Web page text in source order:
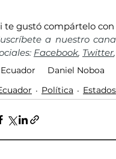
te gustó compártelo
a nuestro
Facebook, Twitter,
Ecuador Daniel Noboa
Política